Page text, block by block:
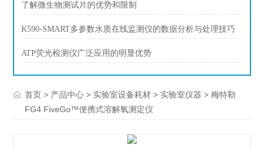
了解微生物测试片的优势和限制
K590-SMART多参数水质在线监测仪的数据分析与处理技巧
ATP荧光检测仪广泛应用的明显优势
首页 > 产品中心 > 实验室设备耗材 > 实验室仪器 > 梅特勒
FG4 FiveGo™便携式溶解氧测定仪